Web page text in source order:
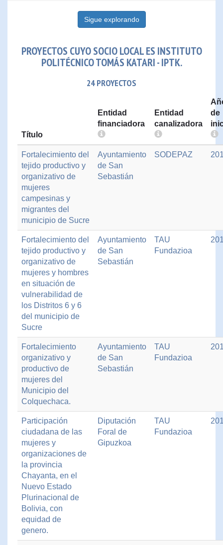
Sigue explorando
PROYECTOS CUYO SOCIO LOCAL ES INSTITUTO
POLITÉCNICO TOMÁS KATARI - IPTK.
24 PROYECTOS
Título
Entidad
financiadora
Entidad
canalizadora
de
Fortalecimiento del
tejido productivo y
organizativo de
mujeres
campesinas y
migrantes del
municipio de Sucre
Ayuntamiento
de San
Sebastián
SODEPAZ
Fortalecimiento del
tejido productivo y
organizativo de
mujeres y hombres
en situación de
vulnerabilidad de
los Distritos 6 y 6
del municipio de
Sucre
Ayuntamiento
de San
Sebastián
TAU
Fundazioa
Fortalecimiento
organizativo y
productivo de
mujeres del
Municipio del
Colquechaca.
Ayuntamiento
de San
Sebastián
TAU
Fundazioa
Participación
ciudadana de las
mujeres y
organizaciones de
la provincia
Chayanta, en el
Nuevo Estado
Plurinacional de
Bolivia, con
equidad de
genero.
Diputación
Foral de
Gipuzkoa
TAU
Fundazioa